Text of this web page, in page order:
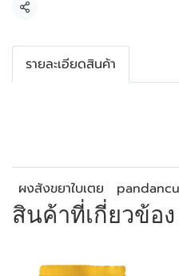
แชร์
รายละเอียดสินค้า
ผงสังขยาใบเตย
สินค้าที่เกี่ยวข้อง